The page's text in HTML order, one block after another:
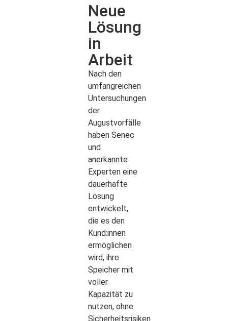
Neue
Lösung
in
Arbeit
Nach den
umfangreichen
Untersuchungen
der
Augustvorfälle
haben Senec
und
anerkannte
Experten eine
dauerhafte
Lösung
entwickelt,
die es den
Kund:innen
ermöglichen
wird, ihre
Speicher mit
voller
Kapazität zu
nutzen, ohne
Sicherheitsrisiken